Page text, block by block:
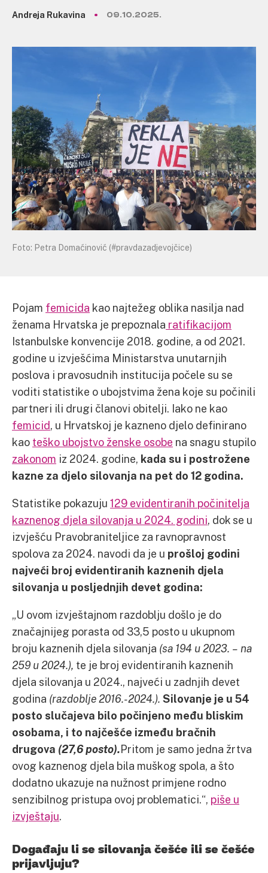
Andreja Rukavina 09.10.2025.
Foto: Petra Domaćinović (#pravdazadjevojčice)
Pojam femicida kao najtežeg oblika nasilja nad
ženama Hrvatska je prepoznala ratifikacijom
Istanbulske konvencije 2018. godine, a od 2021.
godine u izvješćima Ministarstva unutarnjih
poslova i pravosudnih institucija počele su se
voditi statistike o ubojstvima žena koje su počinili
partneri ili drugi članovi obitelji. Iako ne kao
femicid, u Hrvatskoj je kazneno djelo definirano
kao teško ubojstvo ženske osobe na snagu stupilo
zakonom iz 2024. godine, kada su i postrožene
kazne za djelo silovanja na pet do 12 godina.
Statistike pokazuju 129 evidentiranih počinitelja
kaznenog djela silovanja u 2024. godini, dok se u
izvješću Pravobraniteljice za ravnopravnost
spolova za 2024. navodi da je u prošloj godini
najveći broj evidentiranih kaznenih djela
silovanja u posljednjih devet godina:
„U ovom izvještajnom razdoblju došlo je do
značajnijeg porasta od 33,5 posto u ukupnom
broju kaznenih djela silovanja (sa 194 u 2023. – na
259 u 2024.), te je broj evidentiranih kaznenih
djela silovanja u 2024., najveći u zadnjih devet
godina (razdoblje 2016.-2024.). Silovanje je u 54
posto slučajeva bilo počinjeno među bliskim
osobama, i to najčešće između bračnih
drugova (27,6 posto).Pritom je samo jedna žrtva
ovog kaznenog djela bila muškog spola, a što
dodatno ukazuje na nužnost primjene rodno
senzibilnog pristupa ovoj problematici.“, piše u
izvještaju.
Događaju li se silovanja češće ili se češće
prijavljuju?